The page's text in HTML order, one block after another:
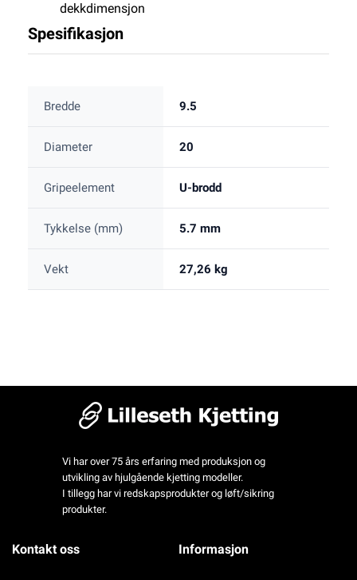
dekkdimensjon
Spesifikasjon
Bredde 9.5
Diameter 20
Gripeelement U-brodd
Tykkelse (mm) 5.7 mm
Vekt 27,26 kg
Vi har over 75 års erfaring med produksjon og
utvikling av hjulgående kjetting modeller.
I tillegg har vi redskapsprodukter og løft/sikring
produkter.
Kontakt oss Informasjon